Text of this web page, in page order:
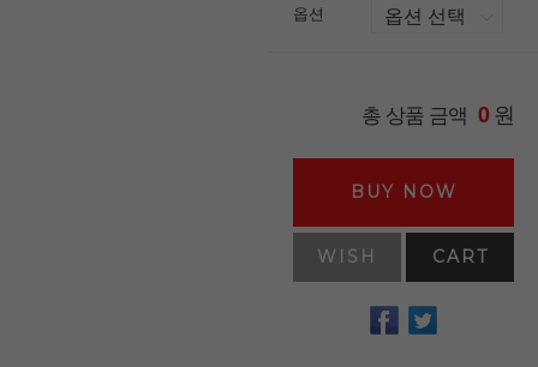
옵션
총 상품 금액 0원
BUY NOW
WISH CART